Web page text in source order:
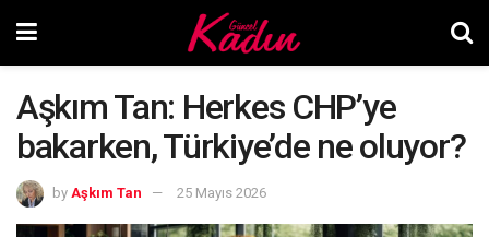
Aşkım Tan: Herkes CHP’ye
bakarken, Türkiye’de ne oluyor?
by Aşkım Tan 25 Mayıs 2026